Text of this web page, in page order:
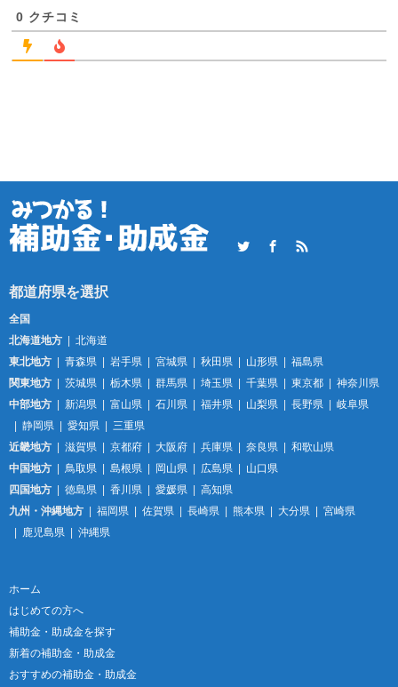
0 クチコミ
TwitterFacebookRSS
全国
北海道地方
北海道
東北地方
青森県 岩手県 宮城県 秋田県 山形県
福島県
関東地方
茨城県 栃木県 群馬県 埼玉県 千葉県 東京都
神奈川県
中部地方
新潟県 富山県 石川県 福井県 山梨県 長野県
岐阜県
静岡県
愛知県
三重県
近畿地方
滋賀県 京都府 大阪府 兵庫県 奈良県
和歌山県
中国地方
鳥取県 島根県 岡山県 広島県
山口県
四国地方
徳島県 香川県 愛媛県
高知県
九州・沖縄地方
福岡県 佐賀県 長崎県 熊本県 大分県
宮崎県
鹿児島県
沖縄県
ホーム
はじめての方へ
補助金・助成金を探す
新着の補助金・助成金
おすすめの補助金・助成金